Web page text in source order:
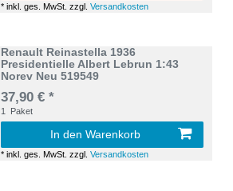
*inkl. ges. MwSt. zzgl.Versandkosten
Renault Reinastella 1936
Presidentielle Albert Lebrun 1:43
Norev Neu 519549
37,90 € *
1 Paket
In den Warenkorb
*inkl. ges. MwSt. zzgl.Versandkosten